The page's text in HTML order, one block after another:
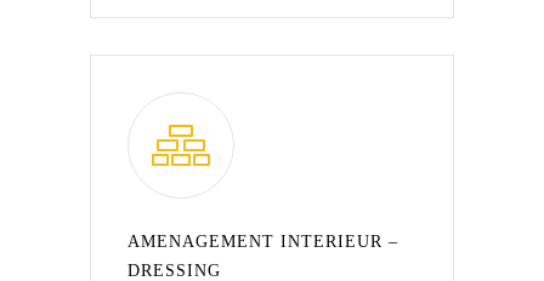
AMENAGEMENT INTERIEUR –
DRESSING